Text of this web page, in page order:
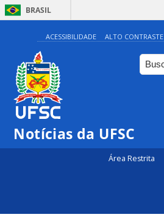
BRASIL
ACESSIBILIDADE ALTO CONTRASTE
Notícias da UFSC
Área Restrita